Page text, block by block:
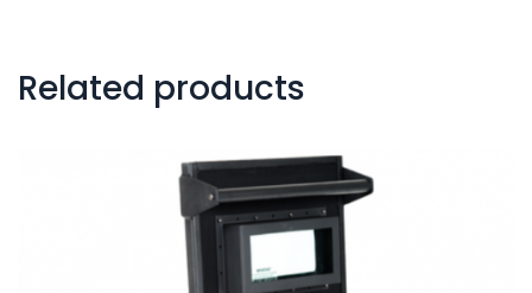
Related products